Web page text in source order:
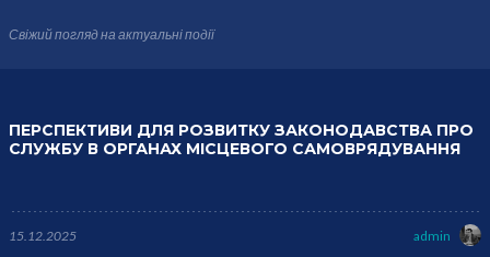
Свіжий погляд на актуальні події
ПЕРСПЕКТИВИ ДЛЯ РОЗВИТКУ ЗАКОНОДАВСТВА ПРО
СЛУЖБУ В ОРГАНАХ МІСЦЕВОГО САМОВРЯДУВАННЯ
15.12.2025 admin